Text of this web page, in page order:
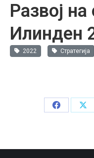
Развој
Илинден
2022 Стратегија
Share